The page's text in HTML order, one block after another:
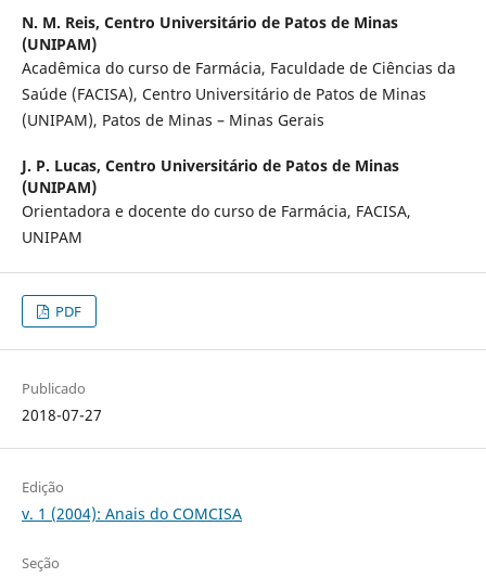
N. M. Reis, Centro Universitário de Patos de Minas
(UNIPAM)
Acadêmica do curso de Farmácia, Faculdade de Ciências da
Saúde (FACISA), Centro Universitário de Patos de Minas
(UNIPAM), Patos de Minas – Minas Gerais
J. P. Lucas, Centro Universitário de Patos de Minas
(UNIPAM)
Orientadora e docente do curso de Farmácia, FACISA,
UNIPAM
PDF
Publicado
2018-07-27
Edição
v. 1 (2004): Anais do COMCISA
Seção